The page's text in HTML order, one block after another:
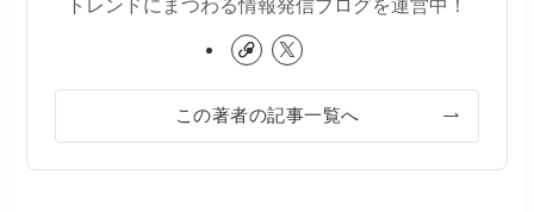
この著者の記事一覧へ